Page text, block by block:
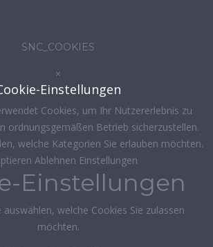
SNC_COOKIES
×
Einstellungen
Cookies, um Ihr Nutzererlebnis zu
ordnungsgemäßen Betrieb sicherzustellen.
welche Kategorien Sie erlauben möchten.
Ablehnen Einstellungen
Einstellungen
auswählen, welche Cookies Sie zulassen
möchten.